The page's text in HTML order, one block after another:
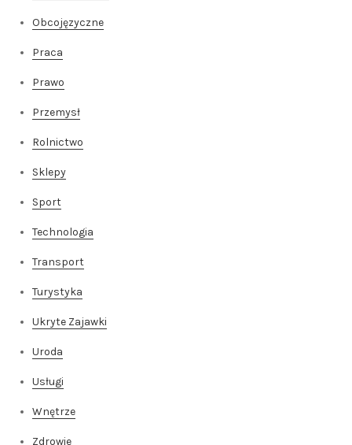
Obcojęzyczne
Praca
Prawo
Przemysł
Rolnictwo
Sklepy
Sport
Technologia
Transport
Turystyka
Ukryte Zajawki
Uroda
Usługi
Wnętrze
Zdrowie